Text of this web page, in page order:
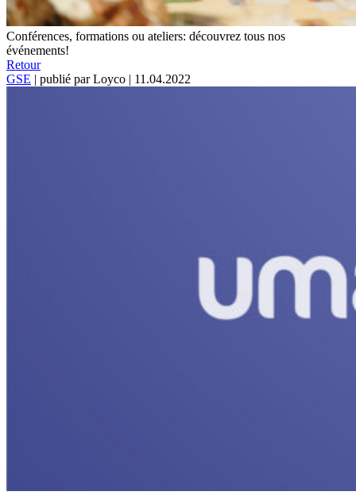
Conférences, formations ou ateliers: découvrez tous nos
événements!
Retour
GSE | publié par Loyco | 11.04.2022